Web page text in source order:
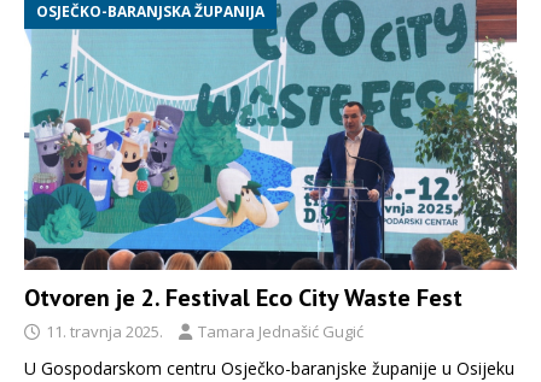
OSJEČKO-BARANJSKA ŽUPANIJA
Otvoren je 2. Festival Eco City Waste Fest
11. travnja 2025. Tamara Jednašić Gugić
U Gospodarskom centru Osječko-baranjske županije u Osijeku